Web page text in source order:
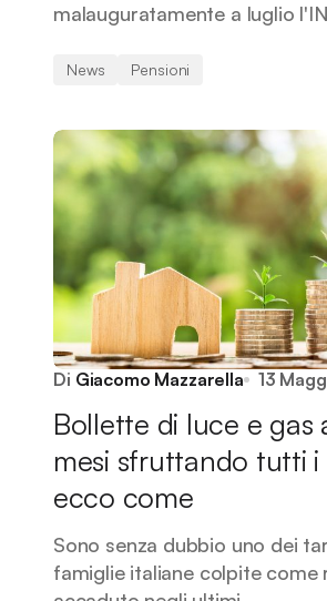
malauguratamente a luglio
News Pensioni
Di Giacomo Mazzarella 13
Bollette di luce e gas
mesi sfruttando tutti i
ecco come
Sono senza dubbio uno dei
famiglie italiane colpite come